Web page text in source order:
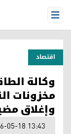
Open Menu
اقتصاد
وكالة
مخزونات
وإغلاق
05-18 13:43